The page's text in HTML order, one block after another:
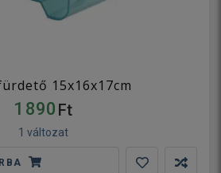
15x16x17cm
1 890 Ft
1 változat